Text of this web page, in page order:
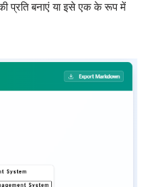
प्रति बनाएं या इसे एक के रूप में